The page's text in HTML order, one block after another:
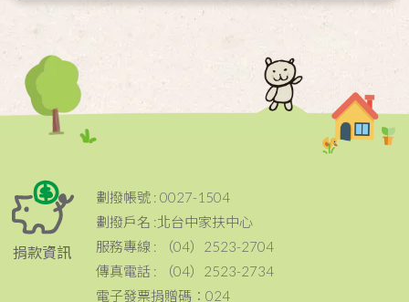
捐款資訊
劃撥帳號 : 0027-1504
劃撥戶名 :北台中家扶中心
服務專線 : （04）2523-2704
傳真電話 : （04）2523-2734
電子發票捐贈碼：024